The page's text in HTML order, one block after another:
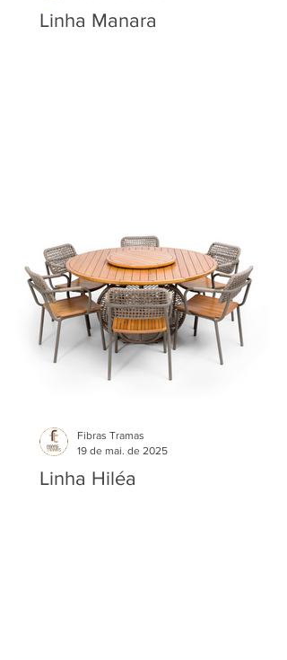
Linha Manara
Linha Hiléa
Fibras Tramas
19 de mai. de 2025